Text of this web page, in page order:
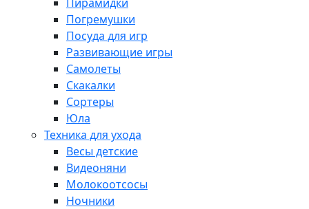
Погремушки
Посуда для игр
Развивающие игры
Самолеты
Скакалки
Сортеры
Юла
Техника для ухода
Весы детские
Видеоняни
Молокоотсосы
Ночники